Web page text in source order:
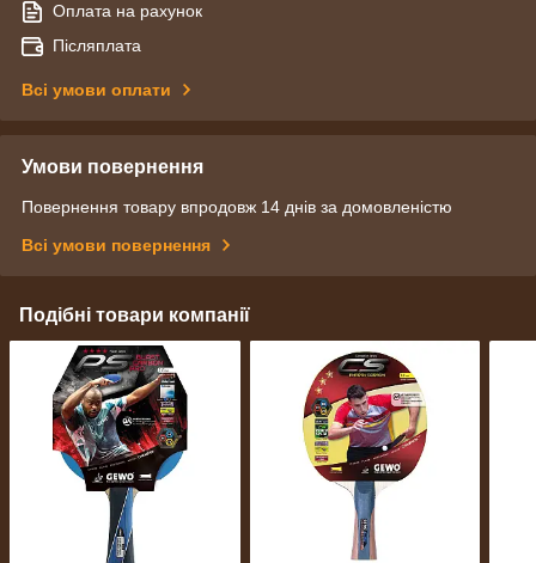
Оплата на рахунок
Післяплата
Всі умови оплати
Умови повернення
Повернення товару впродовж 14 днів за домовленістю
Всі умови повернення
Подібні товари компанії